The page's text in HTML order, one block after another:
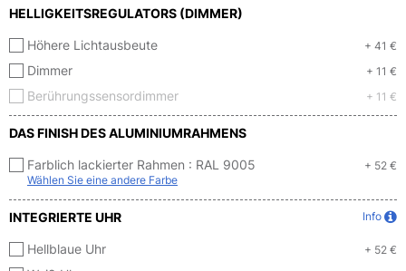
HELLIGKEITSREGULATORS (DIMMER)
Höhere Lichtausbeute + 41 €
Dimmer + 11 €
Berührungssensordimmer + 11 €
DAS FINISH DES ALUMINIUMRAHMENS
Farblich lackierter Rahmen : RAL 9005
+ 52 €
Wählen Sie eine andere Farbe
INTEGRIERTE UHR Info
Hellblaue Uhr + 52 €